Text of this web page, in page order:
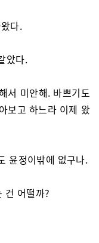
다.
았다.
서 미안해. 바쁘기도
보고 하느라 이제 왔
윤정이밖에 없구나.
건 어떨까?